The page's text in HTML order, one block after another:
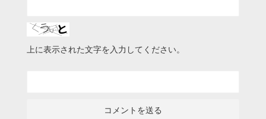
上に表示された文字を入力してください。